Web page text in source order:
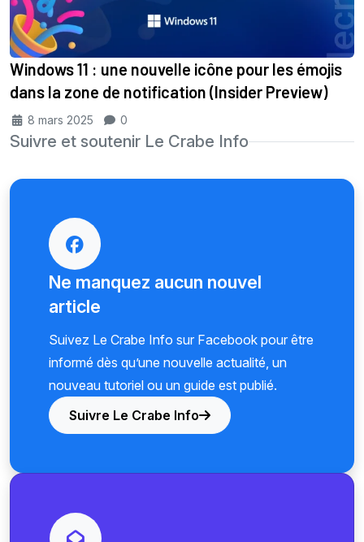
Windows 11 : une nouvelle icône pour les émojis
dans la zone de notification (Insider Preview)
8 mars 2025 0
Suivre et soutenir Le Crabe Info
Ne manquez aucun nouvel
article
Suivez Le Crabe Info sur Facebook pour être
informé dès qu’une nouvelle actualité, un
nouveau tutoriel ou un guide est publié.
Suivre Le Crabe Info